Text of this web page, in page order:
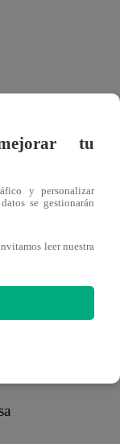
tu
y personalizar
datos se gestionarán
leer nuestra